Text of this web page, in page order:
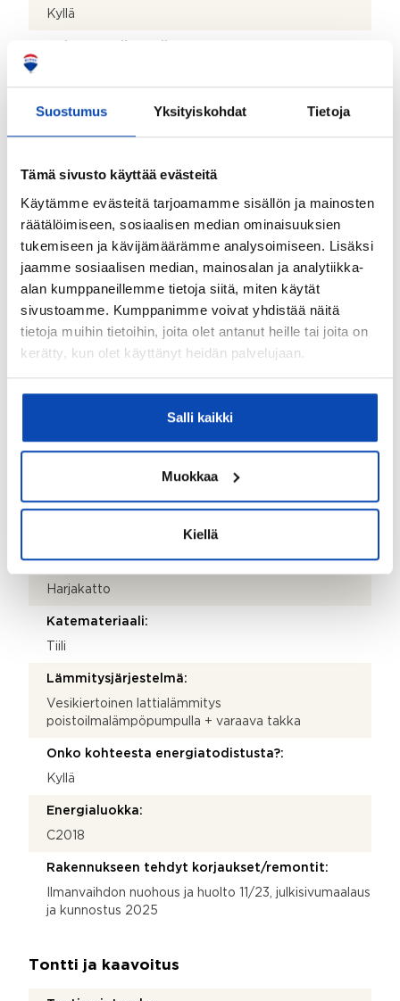
Suostumus Yksityiskohdat Tietoja
Tämä sivusto käyttää evästeitä
Käytämme evästeitä tarjoamamme sisällön ja mainosten
räätälöimiseen, sosiaalisen median ominaisuuksien
tukemiseen ja kävijämäärämme analysoimiseen. Lisäksi
jaamme sosiaalisen median, mainosalan ja analytiikka-
alan kumppaneillemme tietoja siitä, miten käytät
sivustoamme. Kumppanimme voivat yhdistää näitä
tietoja muihin tietoihin, joita olet antanut heille tai joita on
kerätty, kun olet käyttänyt heidän palvelujaan.
Salli kaikki
Muokkaa
Kiellä
Kyllä
Kohteen yleiskunto:
Hyvä
Kiinteistö
Kiinteistötunnus:
790-522-7-74
Valmistumisvuosi:
Käyttöönottovuosi:
Rakennus- ja pintamateriaalit:
Kattotyyppi:
Harjakatto
Katemateriaali:
Tiili
Lämmitysjärjestelmä:
Vesikiertoinen lattialämmitys
poistoilmalämpöpumpulla + varaava takka
Onko kohteesta energiatodistusta?:
Kyllä
Energialuokka:
C2018
Rakennukseen tehdyt korjaukset/remontit:
Ilmanvaihdon nuohous ja huolto 11/23, julkisivumaalaus
ja kunnostus 2025
Tontti ja kaavoitus